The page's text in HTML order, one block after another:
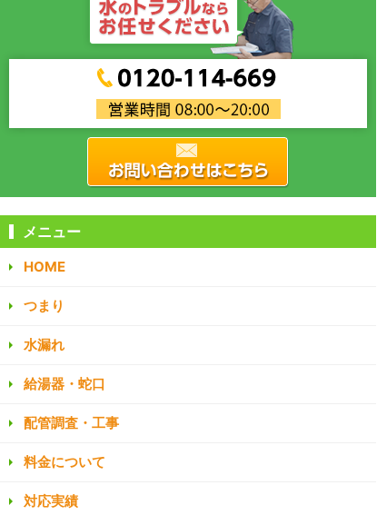
メニュー
HOME
つまり
水漏れ
給湯器・蛇口
配管調査・工事
料金について
対応実績